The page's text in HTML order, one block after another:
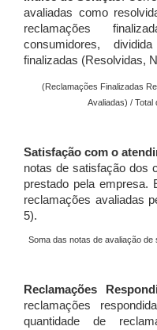
avaliadas como
reclamações
consumidores,
finalizadas (Resolvidas,
(Reclamações Finalizadas
Avaliadas) / Total
Satisfação com o
notas de satisfação dos
prestado pela empresa.
reclamações avaliadas
5).
Soma das notas de avaliação de
Reclamações
reclamações
quantidade de